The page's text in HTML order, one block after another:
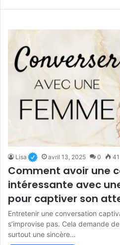
Lisa avril 13, 2025 0 41
Comment avoir une
intéressante avec
pour captiver son
Entretenir une conversation
s’improvise pas. Cela demande
surtout une sincère…